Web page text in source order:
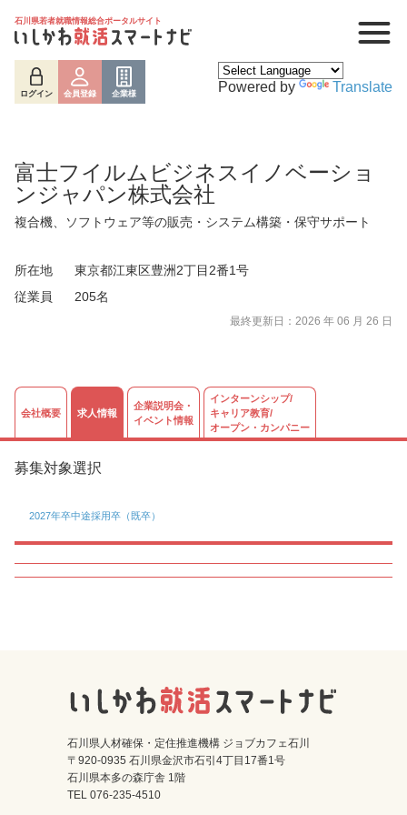
石川県若者就職情報総合ポータルサイト
ログイン 会員登録 企業様 Powered by Translate
富士フイルムビジネスイノベーショ
ンジャパン株式会社
複合機、ソフトウェア等の販売・システム構築・保守サポート
所在地
東京都江東区豊洲2丁目2番1号
従業員
205名
最終更新日：2026 年 06 月 26 日
会社概要 求人情報
企業説明会・
イベント情報
インターンシップ/
キャリア教育/
オープン・カンパニー
募集対象選択
2027年卒中途採用卒（既卒）
石川県人材確保・定住推進機構 ジョブカフェ石川
〒920-0935 石川県金沢市石引4丁目17番1号
石川県本多の森庁舎 1階
TEL 076-235-4510